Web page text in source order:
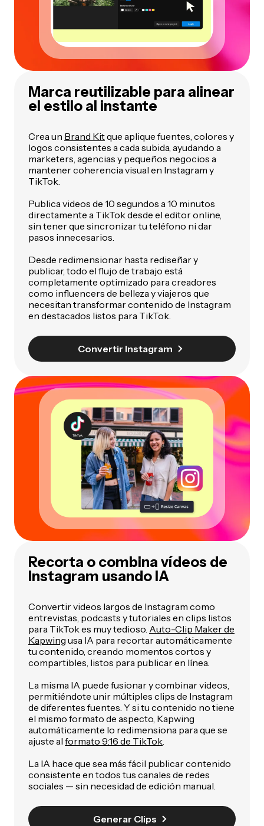
Marca reutilizable para alinear
el estilo al instante
Crea un Brand Kitque aplique fuentes, colores y
logos consistentes a cada subida, ayudando a
marketers, agencias y pequeños negocios a
mantener coherencia visual en Instagram y
TikTok.
Publica videos de 10 segundos a 10 minutos
directamente a TikTok desde el editor online,
sin tener que sincronizar tu teléfono ni dar
pasos innecesarios.
Desde redimensionar hasta rediseñar y
publicar, todo el flujo de trabajo está
completamente optimizado para creadores
como influencers de belleza y viajeros que
necesitan transformar contenido de Instagram
en destacados listos para TikTok.
Convertir Instagram
Recorta o combina vídeos de
Instagram usando IA
Convertir videos largos de Instagram como
entrevistas, podcasts y tutoriales en clips listos
para TikTok es muy tedioso. Auto-Clip Maker de
Kapwing usa IA para recortar automáticamente
tu contenido, creando momentos cortos y
compartibles, listos para publicar en línea.
La misma IA puede fusionar y combinar videos,
permitiéndote unir múltiples clips de Instagram
de diferentes fuentes. Y si tu contenido no tiene
el mismo formato de aspecto, Kapwing
automáticamente lo redimensiona para que se
ajuste al formato 9:16 de TikTok.
La IA hace que sea más fácil publicar contenido
consistente en todos tus canales de redes
sociales — sin necesidad de edición manual.
Generar Clips